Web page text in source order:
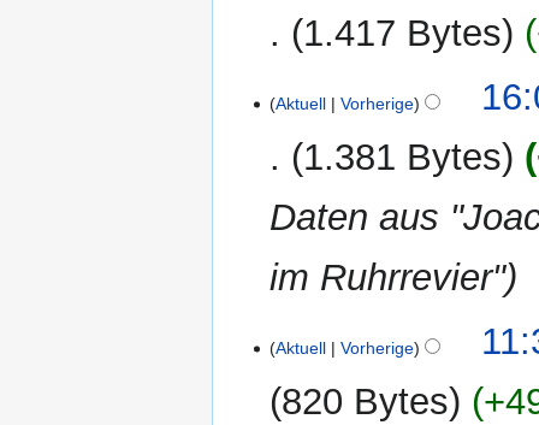
1.417 Bytes
AprilAktuell Vorherige
1.381 Bytes
Daten aus
im Ruhrrevier"
April
2013
Aktuell Vorherige
820 Bytes